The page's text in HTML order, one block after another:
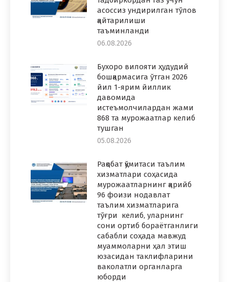
асоссиз ундирилган тўлов
қайтарилиши
таъминланди
06.08.2026
Бухоро вилояти ҳудудий
бошқармасига ўтган 2026
йил 1-ярим йиллик
давомида
истеъмолчилардан жами
868 та мурожаатлар келиб
тушган
05.08.2026
Рақобат қўмитаси таълим
хизматлари соҳасида
мурожаатларнинг қарийб
96 фоизи нодавлат
таълим хизматларига
тўғри келиб, уларнинг
сони ортиб бораётганлиги
сабабли соҳада мавжуд
муаммоларни ҳал этиш
юзасидан таклифларини
ваколатли органларга
юборди